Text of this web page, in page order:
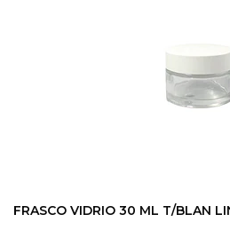
FRASCO VIDRIO 30 ML T/BLAN